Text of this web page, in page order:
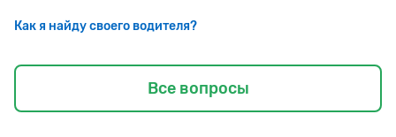
Как я найду своего водителя?
Все вопросы